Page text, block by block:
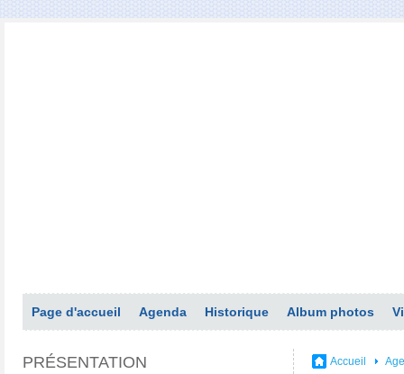
Page d'accueil Agenda Historique Album photos
PRÉSENTATION Accueil